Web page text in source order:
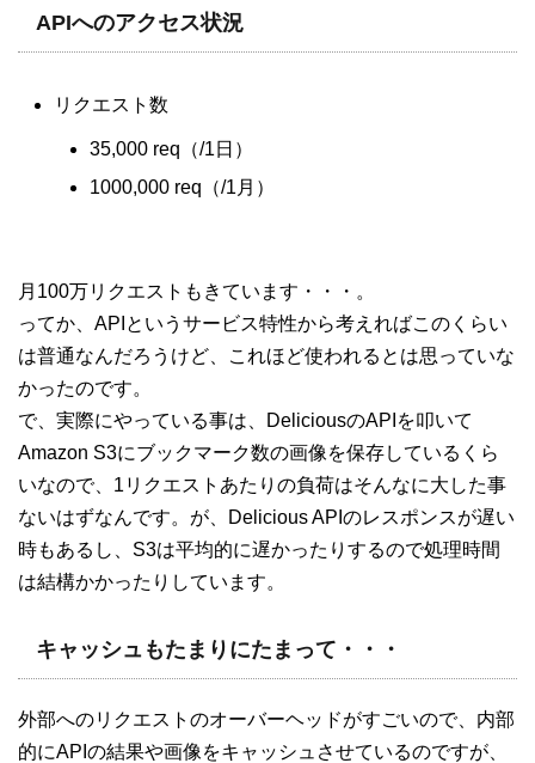
APIへのアクセス状況
リクエスト数
35,000 req（/1日）
1000,000 req（/1月）
月100万リクエストもきています・・・。
ってか、APIというサービス特性から考えればこのくらい
は普通なんだろうけど、これほど使われるとは思っていな
かったのです。
で、実際にやっている事は、DeliciousのAPIを叩いて
Amazon S3にブックマーク数の画像を保存しているくら
いなので、1リクエストあたりの負荷はそんなに大した事
ないはずなんです。が、Delicious APIのレスポンスが遅い
時もあるし、S3は平均的に遅かったりするので処理時間
は結構かかったりしています。
キャッシュもたまりにたまって・・・
外部へのリクエストのオーバーヘッドがすごいので、内部
的にAPIの結果や画像をキャッシュさせているのですが、